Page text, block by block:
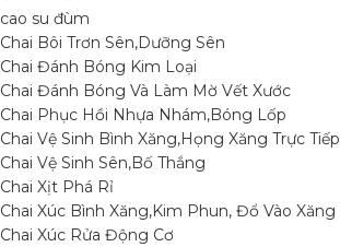
cao su đùm
Chai Bôi Trơn Sên,Dưỡng Sên
Chai Đánh Bóng Kim Loại
Chai Đánh Bóng Và Làm Mờ Vết Xước
Chai Phục Hồi Nhựa Nhám,Bóng Lốp
Chai Vệ Sinh Bình Xăng,Họng Xăng Trực Tiếp
Chai Vệ Sinh Sên,Bố Thắng
Chai Xịt Phá Rỉ
Chai Xúc Bình Xăng,Kim Phun, Đổ Vào Xăng
Chai Xúc Rửa Động Cơ